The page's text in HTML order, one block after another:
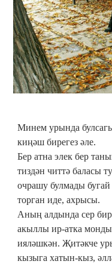
Минем урында
киңәш бирегез әле.
Бер атна элек бер
тиздән читтә баласы
очрашу булмады бугай
торган иде, ахрысы.
Аның алдында сер
акыллы ир-атка
ияләшкән. Җитәкче
кызыга хатын-кыз,